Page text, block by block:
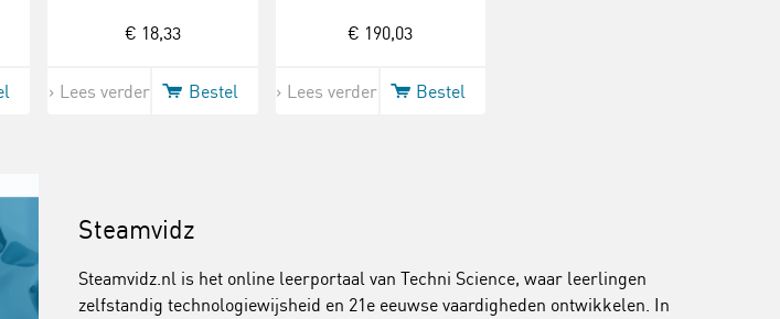
€ 18,33
Lees verder Bestel
€ 190,03
Lees verder Bestel
Steamvidz
Steamvidz.nl is het online leerportaal van Techni Science, waar leerlingen
zelfstandig technologiewijsheid en 21e eeuwse vaardigheden ontwikkelen. In